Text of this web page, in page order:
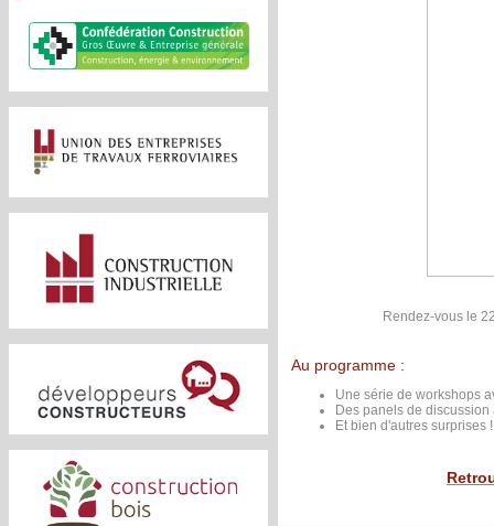
Rendez-vous le
Au programme :
Une série de workshops
Des panels de
Et bien d'autres surprises !